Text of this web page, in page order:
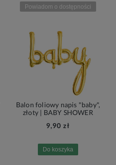
Powiadom o dostępności
Balon foliowy napis "baby",
złoty | BABY SHOWER
9,90 zł
Do koszyka